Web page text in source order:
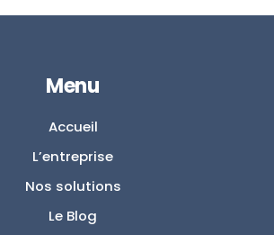
Menu
Accueil
L’entreprise
Nos solutions
Le Blog